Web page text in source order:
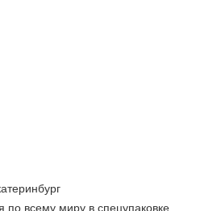
по всему миру в спецупаковке